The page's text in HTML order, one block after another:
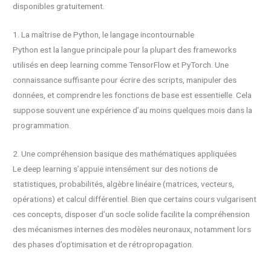
disponibles gratuitement.
1. La maîtrise de Python, le langage incontournable
Python est la langue principale pour la plupart des frameworks
utilisés en deep learning comme TensorFlow et PyTorch. Une
connaissance suffisante pour écrire des scripts, manipuler des
données, et comprendre les fonctions de base est essentielle. Cela
suppose souvent une expérience d’au moins quelques mois dans la
programmation.
2. Une compréhension basique des mathématiques appliquées
Le deep learning s’appuie intensément sur des notions de
statistiques, probabilités, algèbre linéaire (matrices, vecteurs,
opérations) et calcul différentiel. Bien que certains cours vulgarisent
ces concepts, disposer d’un socle solide facilite la compréhension
des mécanismes internes des modèles neuronaux, notamment lors
des phases d’optimisation et de rétropropagation.